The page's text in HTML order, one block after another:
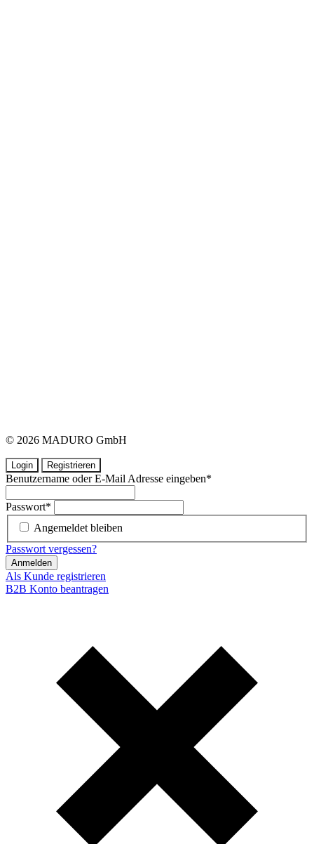
© 2026 MADURO GmbH
Login Registrieren
Benutzername oder E-Mail Adresse eingeben*
Passwort*
Angemeldet bleiben
Passwort vergessen?
Anmelden
Als Kunde registrieren
B2B Konto beantragen